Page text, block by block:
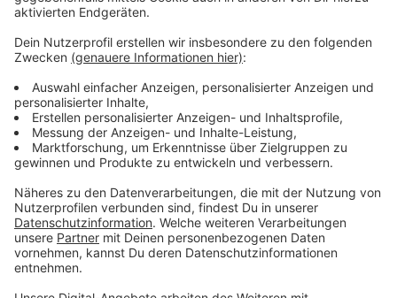
Die Grundlage dafür, dass ein Kind überhaupt in einer
städtischen Kita oder Tagespflege aufgenommen
werden kann, ist der städtische Kita-Planer. Am 31.
und können Zusagen verschicken. Wer hier einen Platz
bekommen möchte, sollte sich bis dahin im Kita-Planer
vorgemerkt haben. Einen Link findet ihrhier.
Weitere Meldungen aus Leverkusen
Anzeige